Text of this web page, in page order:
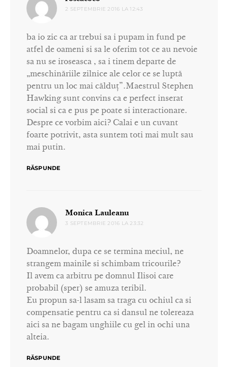
2 SEPTEMBRIE 2016 LA 12:43
ba io zic ca ar trebui sa i pupam in fund pe
atfel de oameni si sa le oferim tot ce au nevoie
sa nu se iroseasca , sa i tinem departe de
„meschinăriile zilnice ale celor ce se luptă
pentru un loc mai călduț”.Maestrul Stephen
Hawking sunt convins ca e perfect inserat
social si ca e pus pe poate si interactionare.
Despre ce vorbim aici? Calai e un cuvant
foarte potrivit, asta suntem toti mai mult sau
mai putin.
RĂSPUNDE
Monica Lauleanu
3 SEPTEMBRIE 2016 LA 23:32
Doamnelor, dupa ce se termina meciul, ne
strangem mainile si schimbam tricourile?
Il avem ca arbitru pe domnul Ilisoi care
probabil (sper) se amuza teribil.
Eu propun sa-l lasam sa traga cu ochiul ca si
compensatie pentru ca si dansul ne tolereaza
aici sa ne bagam unghiile cu gel in ochi una
alteia.
RĂSPUNDE